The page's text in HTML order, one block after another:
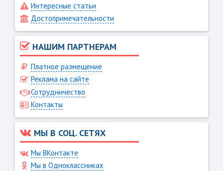
Интересные статьи
Достопримечательности
НАШИМ ПАРТНЕРАМ
Платное размещение
Реклама на сайте
Сотрудничество
Контакты
МЫ В СОЦ. СЕТЯХ
Мы ВКонтакте
Мы в Одноклассниках